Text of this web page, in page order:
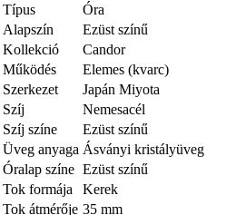
Típus
Óra
Alapszín
Ezüst színű
Kollekció
Candor
Működés
Elemes (kvarc)
Szerkezet
Japán Miyota
Szíj
Nemesacél
Szíj színe
Ezüst színű
Üveg anyaga Ásványi kristályüveg
Óralap színe Ezüst színű
Tok formája
Kerek
Tok átmérője 35 mm